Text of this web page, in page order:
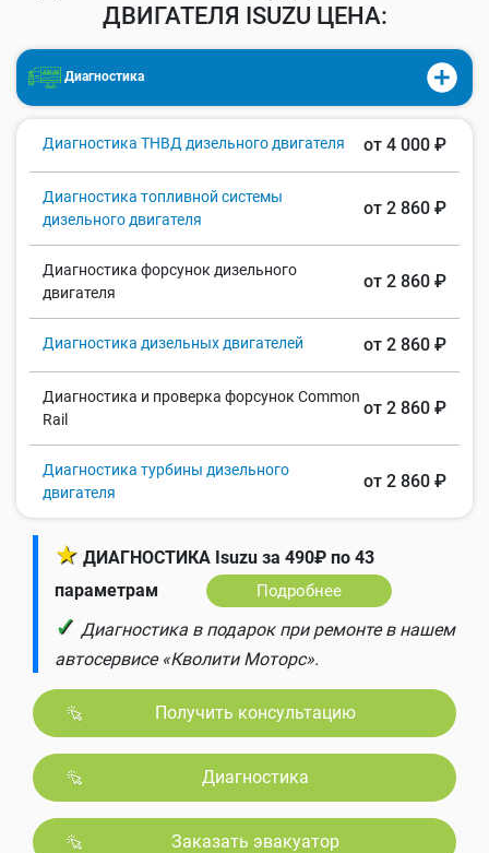
ДВИГАТЕЛЯ ISUZU ЦЕНА:
Диагностика
Диагностика ТНВД дизельного двигателя от 4 000 ₽
Диагностика топливной системы
дизельного двигателя
от 2 860 ₽
Диагностика форсунок дизельного
двигателя
от 2 860 ₽
Диагностика дизельных двигателей от 2 860 ₽
Диагностика и проверка форсунок Common
Rail
от 2 860 ₽
Диагностика турбины дизельного
двигателя
от 2 860 ₽
★ ДИАГНОСТИКА Isuzu за 490₽ по 43
параметрам
Подробнее
✓ Диагностика в подарок при ремонте в нашем
автосервисе «Кволити Моторс».
Получить консультацию
Диагностика
Заказать эвакуатор